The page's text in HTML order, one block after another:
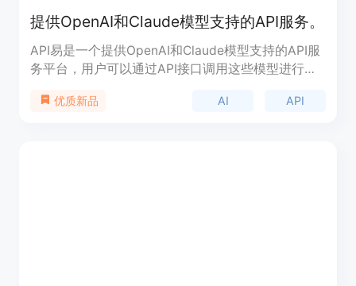
提供OpenAI和Claude模型支持的API服务。
API易是一个提供OpenAI和Claude模型支持的API服
务平台，用户可以通过API接口调用这些模型进行各
理即可使用等特点，适合需要AI模型支持的开发者和
优质新品 AI API